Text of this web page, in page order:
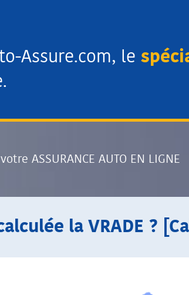
Assure.com, le
ASSURANCE AUTO EN LIGNE
la VRADE ?